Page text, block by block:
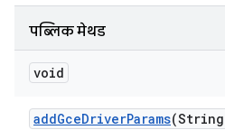
पब्लिक मेथड
void
addGceDriverParams(String